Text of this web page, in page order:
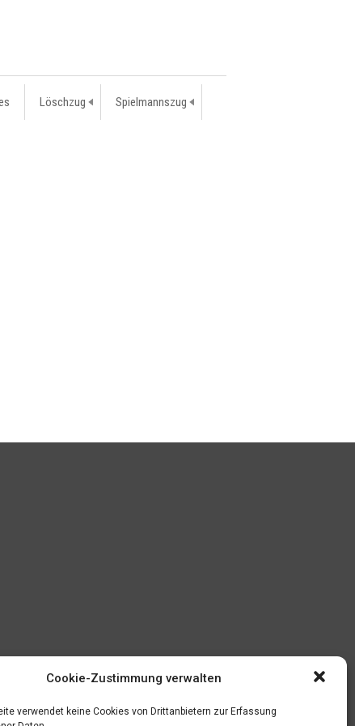
Cookie-Zustimmung verwalten
verwendet keine Cookies von Drittanbietern zur Erfassung
Löschzug Spielmannszug